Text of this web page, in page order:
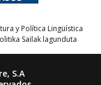
y Política Lingüística
Sailak lagunduta
S.A